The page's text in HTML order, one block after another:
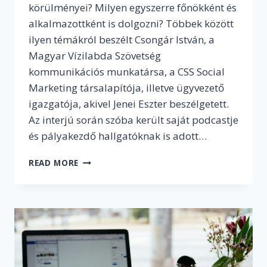
körülményei? Milyen egyszerre főnökként és
alkalmazottként is dolgozni? Többek között
ilyen témákról beszélt Csongár István, a
Magyar Vízilabda Szövetség
kommunikációs munkatársa, a CSS Social
Marketing társalapítója, illetve ügyvezető
igazgatója, akivel Jenei Eszter beszélgetett.
Az interjú során szóba került saját podcastje
és pályakezdő hallgatóknak is adott…
READ MORE „HA
EMBER,
AKKOR
AZT
CSINÁLJA
MAXIMÁLIS